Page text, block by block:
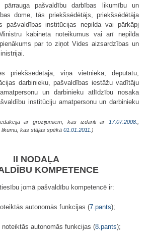
pašvaldību darbības likumību un
dome, tās priekšsēdētājs, priekšsēdētāja
institūcijas nepilda vai pārkāpj
kabineta noteikumus vai arī nepilda
par to ziņot Vides aizsardzības un
priekšsēdētāja, viņa vietnieka, deputātu,
darbinieku, pašvaldības iestāžu vadītāju
un darbinieku atlīdzību nosaka
institūciju amatpersonu un darbinieku
ar grozījumiem, kas izdarīti ar 17.07.2008.
. likumu, kas stājas spēkā 01.01.2011. )
II NODAĻA
KOMPETENCE
jomā pašvaldību kompetencē ir:
autonomās funkcijas (7.pants);
autonomās funkcijas (8.pants);